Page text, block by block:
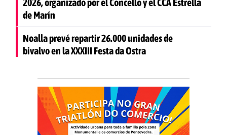
de Marín
Noalla prevé repartir 26.000 unidades de
bivalvo en la XXXIII Festa da Ostra